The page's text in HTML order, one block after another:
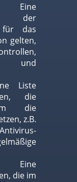
Eine
der
für das
gelten,
und
Liste
die
die
z.B.
Eine
die im